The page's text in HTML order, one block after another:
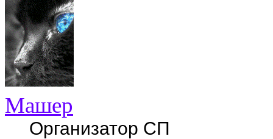
Машер
Организатор СП